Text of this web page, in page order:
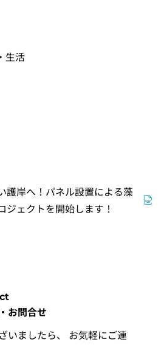
生活
護岸へ！パネル設置による藻
ェクトを開始します！
お問合せ
いましたら、
お気軽にご連